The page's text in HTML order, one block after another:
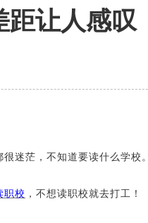
距让人感叹
迷茫，不知道要读什么学校。
职校 ，不想读职校就去打工！